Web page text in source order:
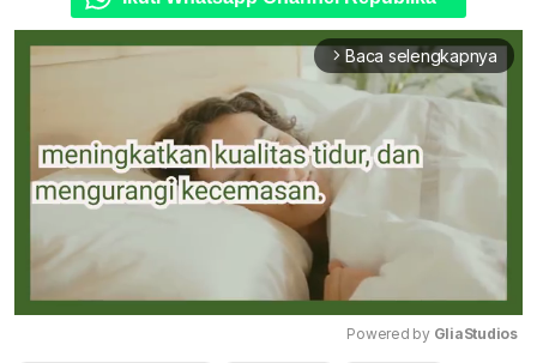
arrow_forward_ios Baca selengkapnya
Powered by GliaStudios